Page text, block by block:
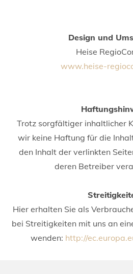
Design und
Heise
www.heise-
Trotz sorgfältiger inhaltlicher
wir keine Haftung für die
den Inhalt der verlinkten
deren Betreiber
Hier erhalten Sie als
bei Streitigkeiten mit uns an
wenden: http://